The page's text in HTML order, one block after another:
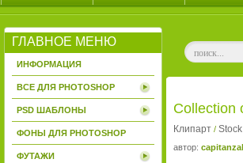
ГЛАВНОЕ МЕНЮ
ИНФОРМАЦИЯ
ВСЕ ДЛЯ PHOTOSHOP
PSD ШАБЛОНЫ
ФОНЫ ДЛЯ PHOTOSHOP
ФУТАЖИ
Collection
Клипарт /
автор: